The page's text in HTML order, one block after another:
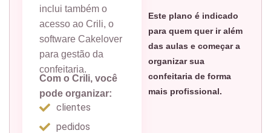
inclui também o
acesso ao Crili, o
software Cakelover
para gestão da
confeitaria.
Com o Crili, você
pode organizar:
clientes
pedidos
Este plano é indicado
para quem quer ir além
das aulas e começar a
organizar sua
confeitaria de forma
mais profissional.